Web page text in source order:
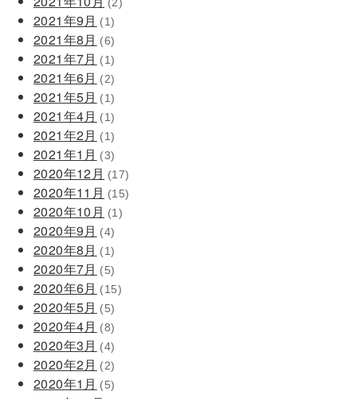
2021年9月 (1)
2021年8月 (6)
2021年7月 (1)
2021年6月 (2)
2021年5月 (1)
2021年4月 (1)
2021年2月 (1)
2021年1月 (3)
2020年12月 (17)
2020年11月 (15)
2020年10月 (1)
2020年9月 (4)
2020年8月 (1)
2020年7月 (5)
2020年6月 (15)
2020年5月 (5)
2020年4月 (8)
2020年3月 (4)
2020年2月 (2)
2020年1月 (5)